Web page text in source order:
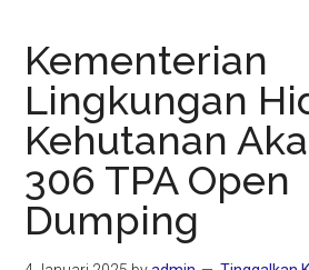
Kementerian
Lingkungan
Kehutanan
306 TPA Open
Dumping